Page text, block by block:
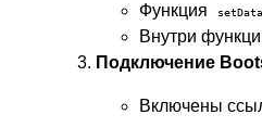
Функция
Внутри
Подключение
Включены